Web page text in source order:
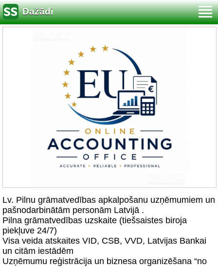
Dažādi
Lv. Pilnu grāmatvedības apkalpošanu uzņēmumiem un
pašnodarbinātām personām Latvijā .
Pilna grāmatvedības uzskaite (tiešsaistes biroja
piekļuve 24/7)
Visa veida atskaites VID, CSB, VVD, Latvijas Bankai
un citām iestādēm
Uzņēmumu reģistrācija un biznesa organizēšana “no